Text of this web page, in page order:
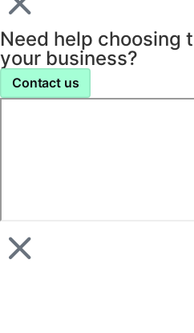
Need help choosing
your business?
Contact us